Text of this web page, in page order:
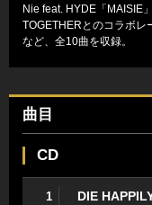
Nie feat. HYDE「MAISIE
TOGETHERとのコラボレ
など、全10曲を収録。
曲目
CD
1 DIE